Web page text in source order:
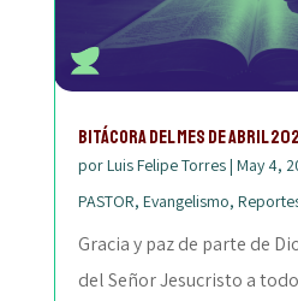
bitácora del mes de abril
porLuis Felipe Torres| May 4,
PASTOR, Evangelismo,
Gracia y paz de parte de
del Señor Jesucristo a